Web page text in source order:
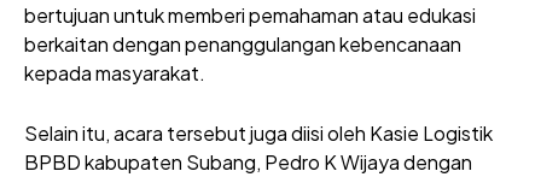
bertujuan untuk memberi pemahaman atau edukasi
berkaitan dengan penanggulangan kebencanaan
kepada masyarakat.
Selain itu, acara tersebut juga diisi oleh Kasie Logistik
BPBD kabupaten Subang, Pedro K Wijaya dengan